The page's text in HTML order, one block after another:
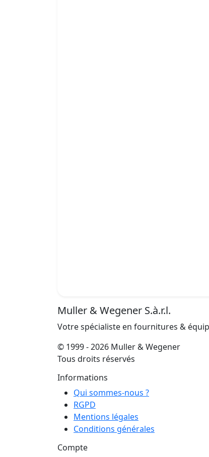
Muller & Wegener S.à.r.l.
Votre spécialiste en fournitures &
© 1999 - 2026 Muller & Wegener
Tous droits réservés
Informations
Qui sommes-nous ?
RGPD
Mentions légales
Conditions générales
Compte